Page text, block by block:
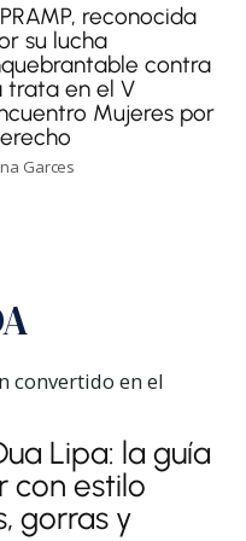
reconocida
su lucha
contra
trata en el V
Mujeres por
Garces
Lipa: la guía
con estilo
gorras y